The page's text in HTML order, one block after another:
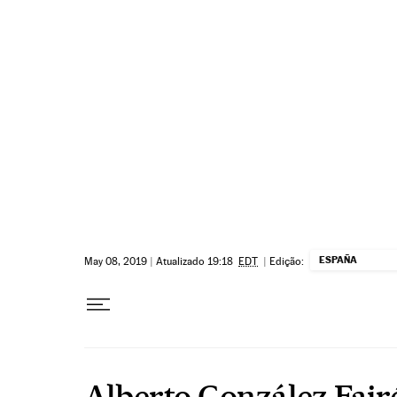
May 08, 2019 | Atualizado 19:18 EDT | Edição: ESPAÑA